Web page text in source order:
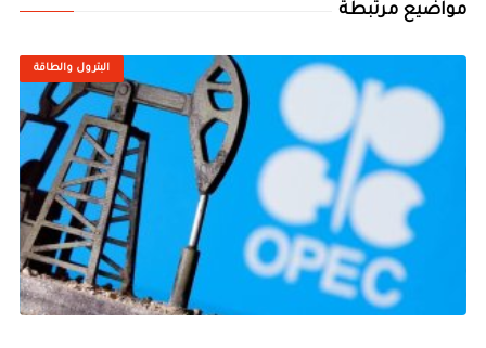
مواضيع مرتبطة
البترول والطاقة